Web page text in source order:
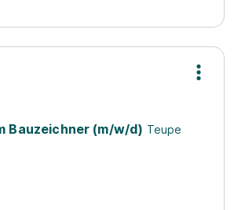
Bauzeichner (m/w/d) Teupe